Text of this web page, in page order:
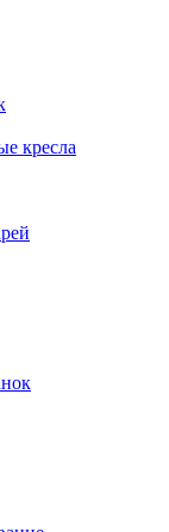
кресла